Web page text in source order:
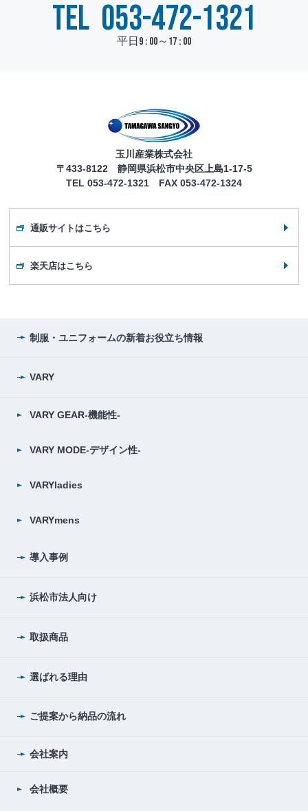
TEL 053-472-1321
平日9 : 00～17 : 00
玉川産業株式会社
〒433-8122 静岡県浜松市中央区上島1-17-5
TEL 053-472-1321 FAX 053-472-1324
通販サイトはこちら
楽天店はこちら
制服・ユニフォームの新着お役立ち情報
VARY
VARY GEAR-機能性-
VARY MODE-デザイン性-
VARYladies
VARYmens
導入事例
浜松市法人向け
取扱商品
選ばれる理由
ご提案から納品の流れ
会社案内
会社概要